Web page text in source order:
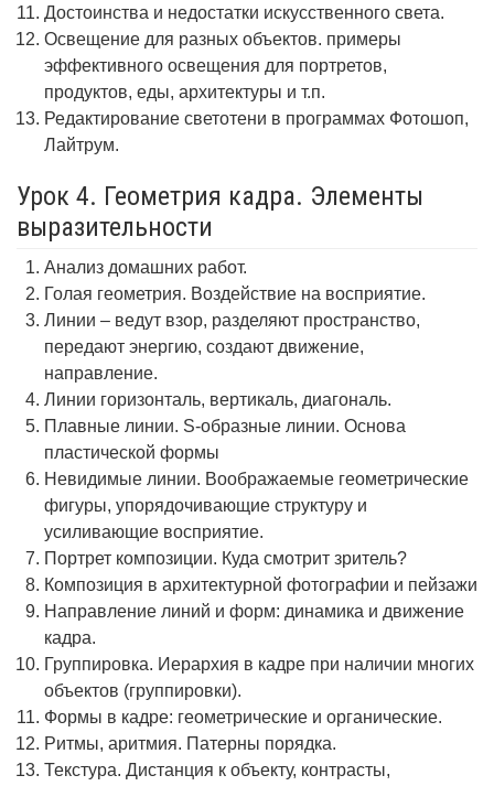
Достоинства и недостатки искусственного света.
Освещение для разных объектов. примеры
эффективного освещения для портретов,
продуктов, еды, архитектуры и т.п.
Редактирование светотени в программах Фотошоп,
Лайтрум.
Урок 4. Геометрия кадра. Элементы
выразительности
Анализ домашних работ.
Голая геометрия. Воздействие на восприятие.
Линии – ведут взор, разделяют пространство,
передают энергию, создают движение,
направление.
Линии горизонталь, вертикаль, диагональ.
Плавные линии. S-образные линии. Основа
пластической формы
Невидимые линии. Воображаемые геометрические
фигуры, упорядочивающие структуру и
усиливающие восприятие.
Портрет композиции. Куда смотрит зритель?
Композиция в архитектурной фотографии и пейзажи
Направление линий и форм: динамика и движение
кадра.
Группировка. Иерархия в кадре при наличии многих
объектов (группировки).
Формы в кадре: геометрические и органические.
Ритмы, аритмия. Патерны порядка.
Текстура. Дистанция к объекту, контрасты,